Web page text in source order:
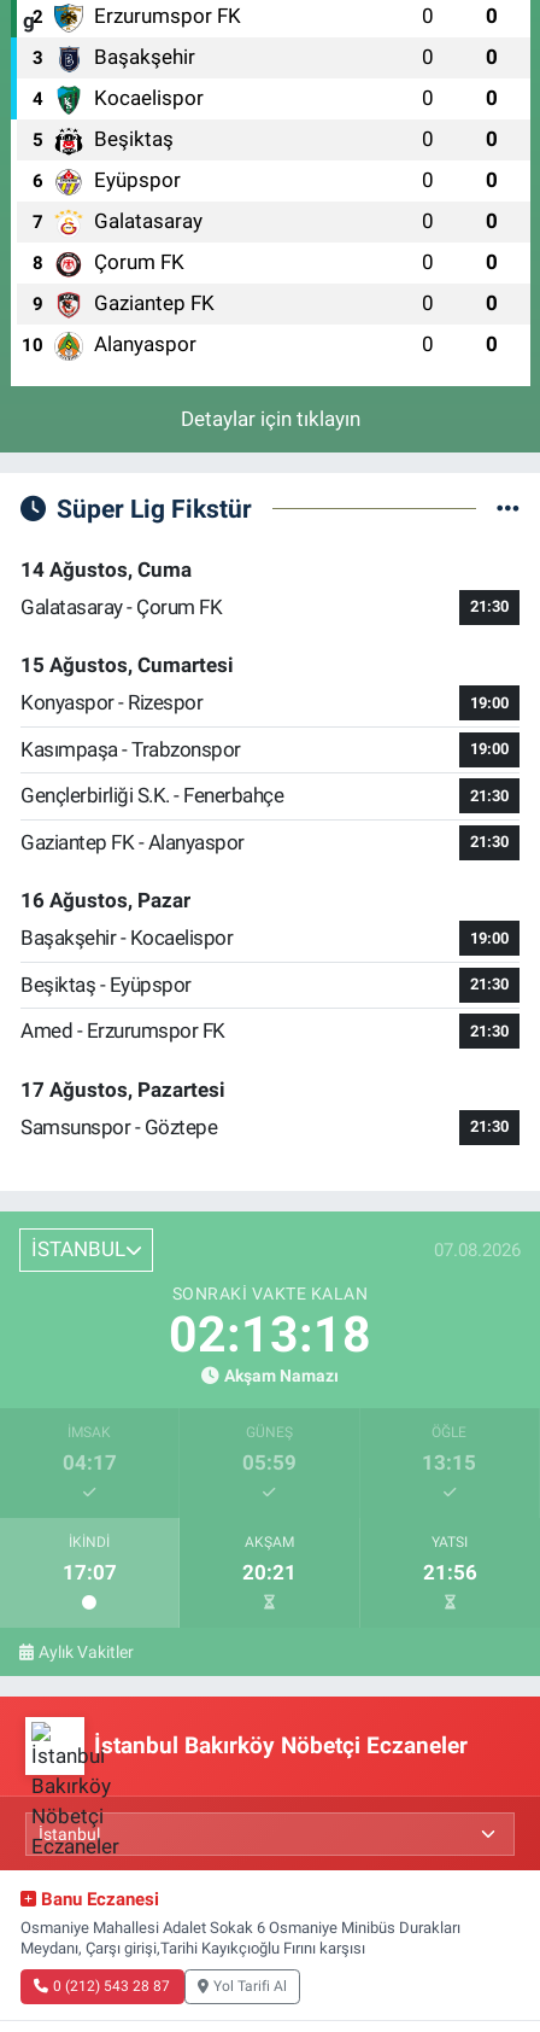
2 Erzurumspor FK 0 0
3 Başakşehir 0 0
4 Kocaelispor 0 0
5 Beşiktaş 0 0
6 Eyüpspor 0 0
7 Galatasaray 0 0
8 Çorum FK 0 0
9 Gaziantep FK 0 0
10 Alanyaspor 0 0
Detaylar için tıklayın
Süper Lig Fikstür
14 Ağustos, Cuma
Galatasaray - Çorum FK
21:30
15 Ağustos, Cumartesi
Konyaspor - Rizespor
19:00
Kasımpaşa - Trabzonspor 19:00
Gençlerbirliği S.K. - Fenerbahçe 21:30
Gaziantep FK - Alanyaspor 21:30
16 Ağustos, Pazar
Başakşehir - Kocaelispor
19:00
Beşiktaş - Eyüpspor 21:30
Amed - Erzurumspor FK 21:30
17 Ağustos, Pazartesi
Samsunspor - Göztepe
21:30
İSTANBUL 07.08.2026
SONRAKI VAKTE KALAN
02:13:18
Akşam Namazı
İMSAK
04:17
GÜNEŞ
05:59
ÖĞLE
13:15
İKINDI
17:07
AKŞAM
20:21
YATSI
21:56
Aylık Vakitler
İstanbul Bakırköy Nöbetçi Eczaneler
Banu Eczanesi
Osmaniye Mahallesi Adalet Sokak 6 Osmaniye Minibüs Durakları
Meydanı, Çarşı girişi,Tarihi Kayıkçıoğlu Fırını karşısı
0 (212) 543 28 87 Yol Tarifi Al